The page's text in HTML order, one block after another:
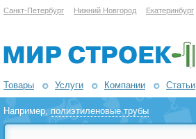
Санкт-Петербург Нижний Новгород Екатеринбург
Товары Услуги Компании Статьи
Например,полиэтиленовые трубы